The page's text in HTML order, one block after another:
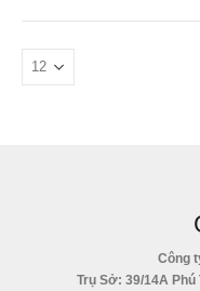
Công
Trụ Sở: 39/14A Phú